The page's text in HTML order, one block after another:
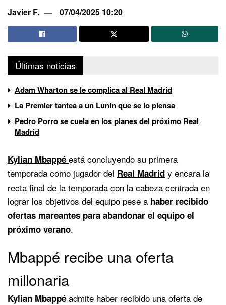
Javier F. 07/04/2025 10:20
Últimas noticias
Adam Wharton se le complica al Real Madrid
La Premier tantea a un Lunin que se lo piensa
Pedro Porro se cuela en los planes del próximo Real
Madrid
Kylian Mbappé está concluyendo su primera
temporada como jugador del Real Madrid y encara la
recta final de la temporada con la cabeza centrada en
lograr los objetivos del equipo pese a haber recibido
ofertas mareantes para abandonar el equipo el
próximo verano.
Mbappé recibe una oferta
millonaria
Kylian Mbappé admite haber recibido una oferta de